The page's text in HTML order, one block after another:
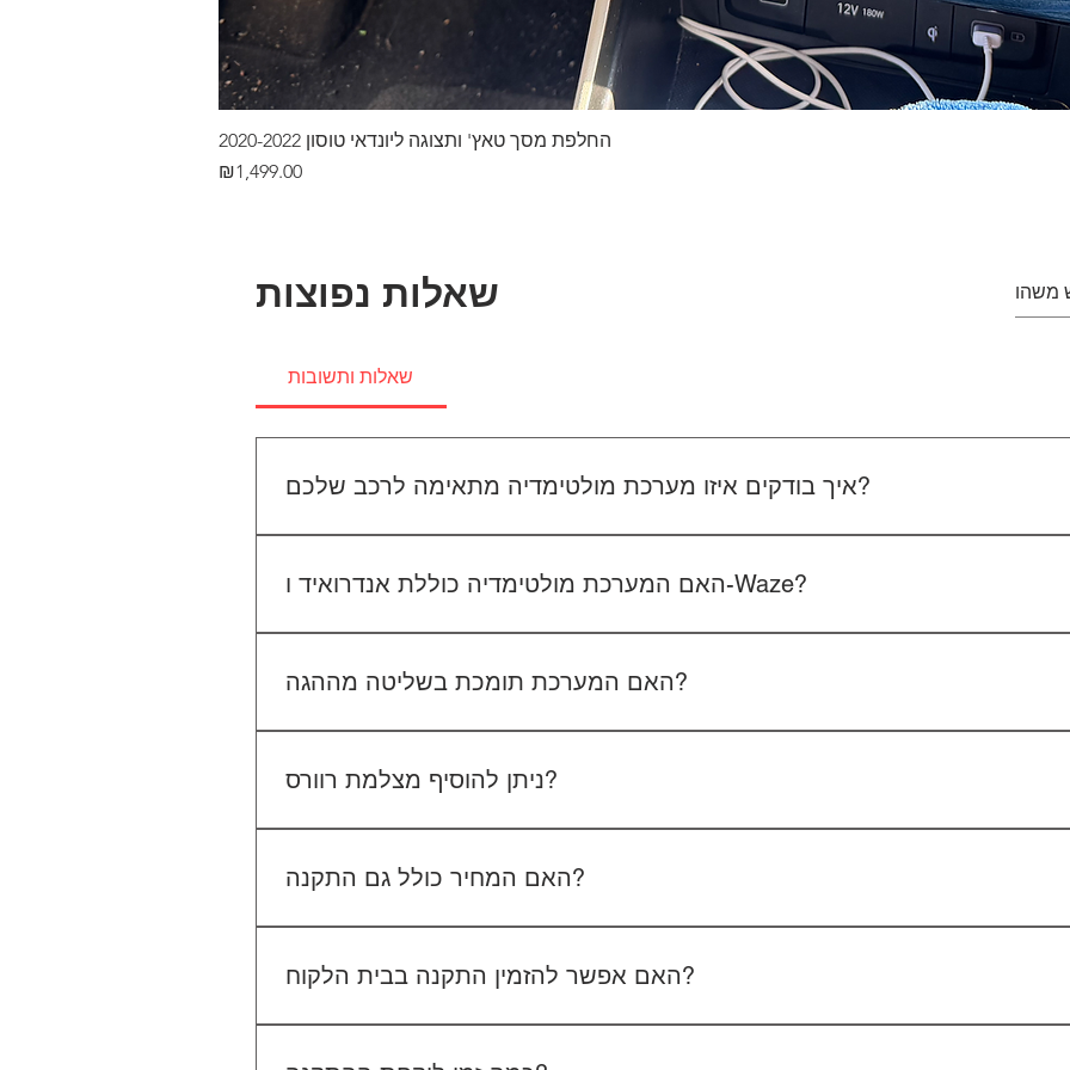
החלפת מסך טאץ' ותצוגה ליונדאי טוסון 2020-2022
Price
₪1,499.00
שאלות נפוצות
שאלות ותשובות
איך בודקים איזו מערכת מולטימדיה מתאימה לרכב שלכם?
מתאים לכם.
האם המערכת מולטימדיה כוללת אנדרואיד ו-Waze?
האם המערכת תומכת בשליטה מההגה?
אלינו לפני ההתקנה.
ניתן להוסיף מצלמת רוורס?
האם המחיר כולל גם התקנה?
האם אפשר להזמין התקנה בבית הלקוח?